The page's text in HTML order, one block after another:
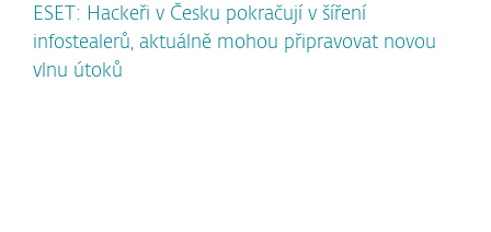
ESET: Hackeři v Česku pokračují v šíření
infostealerů, aktuálně mohou připravovat novou
vlnu útoků